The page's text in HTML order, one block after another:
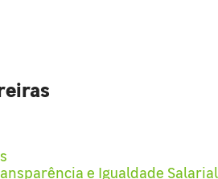
e Igualdade Salarial